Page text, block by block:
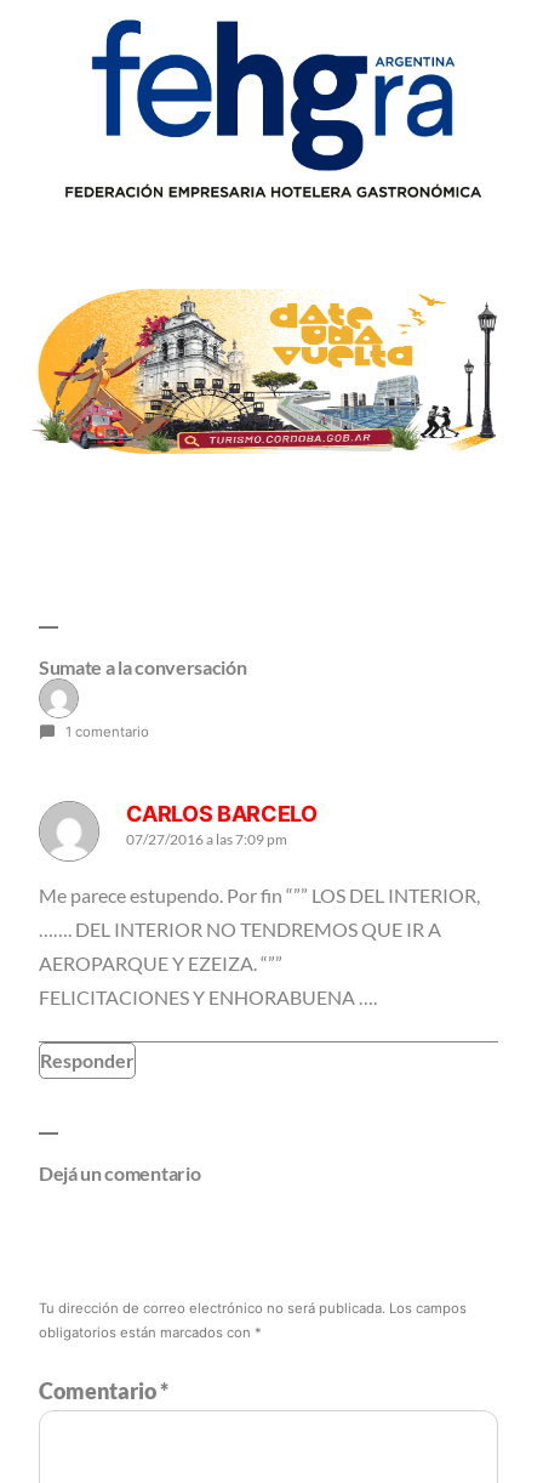
Sumate a la conversación
1 comentario
CARLOS BARCELO
07/27/2016 a las 7:09 pm
Me parece estupendo. Por fin “”” LOS DEL INTERIOR,
……. DEL INTERIOR NO TENDREMOS QUE IR A
AEROPARQUE Y EZEIZA. “””
FELICITACIONES Y ENHORABUENA ….
Responder
Dejá un comentario
Tu dirección de correo electrónico no será publicada. Los campos
obligatorios están marcados con *
Comentario*